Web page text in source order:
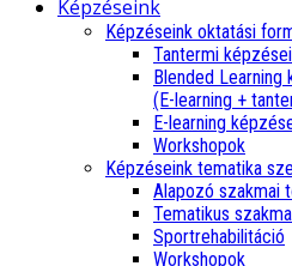
Képzéseink
Képzéseink oktatási
Tantermi
Blended Learning
(E-learning +
E-learning
Workshopok
Képzéseink tematika
Alapozó szakmai
Tematikus
Sportrehabilitáció
Workshopok